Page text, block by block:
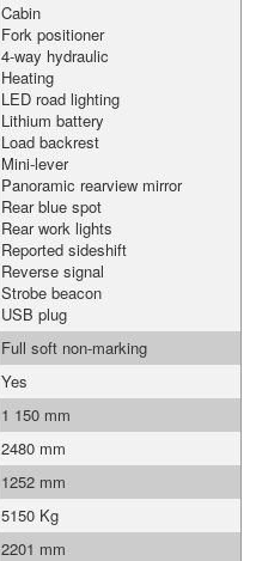
Cabin
Fork positioner
4-way hydraulic
Heating
LED road lighting
Lithium battery
Load backrest
Mini-lever
Panoramic rearview mirror
Rear blue spot
Rear work lights
Reported sideshift
Reverse signal
Strobe beacon
USB plug
Full soft non-marking
Yes
1 150 mm
2480 mm
1252 mm
5150 Kg
2201 mm